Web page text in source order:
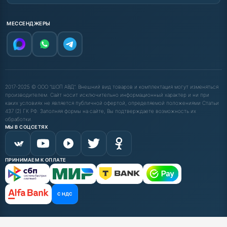
МЕССЕНДЖЕРЫ
2017-2025 © ООО "ШОП АВД". Внешний вид товаров и комплектация могут изменяться
производителем. Сайт носит исключительно информационный характер и ни при
каких условиях не является публичной офертой, определяемой положениями Статьи
437 (2) ГК РФ. Заполняя формы на сайте, Вы подтверждаете возможность их
обработки.
МЫ В СОЦСЕТЯХ
ПРИНИМАЕМ К ОПЛАТЕ
С НДС